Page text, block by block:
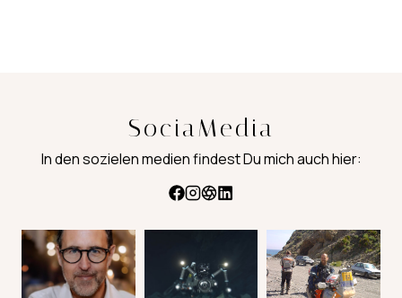
SociaMedia
In den sozielen medien findest Du mich auch hier: